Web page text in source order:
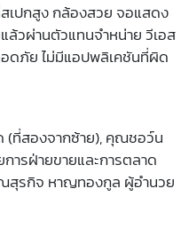
เปกสูง กล้องสวย จอแสดง
ล้วผ่านตัวแทนจำหน่าย วีเอส
อดภัย ไม่มีแอปพลิเคชันที่ผิด
(ที่สองจากซ้าย), คุณชอว์น
ารฝ่ายขายและการตลาด
ณสุรกิจ หาญทองกูล ผู้อำนวย